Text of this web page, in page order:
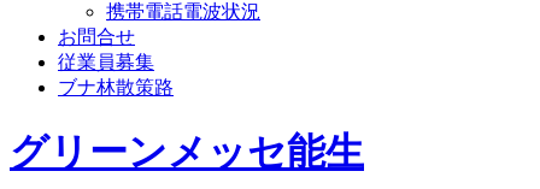
携帯電話電波状況
お問合せ
従業員募集
ブナ林散策路
グリーンメッセ能生